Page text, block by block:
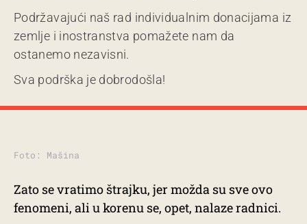
Podržavajući naš rad individualnim donacijama iz
zemlje i inostranstva pomažete nam da
ostanemo nezavisni.
Sva podrška je dobrodošla!
Foto: Mašina
Zato se vratimo štrajku, jer možda su sve ovo
fenomeni, ali u korenu se, opet, nalaze radnici.